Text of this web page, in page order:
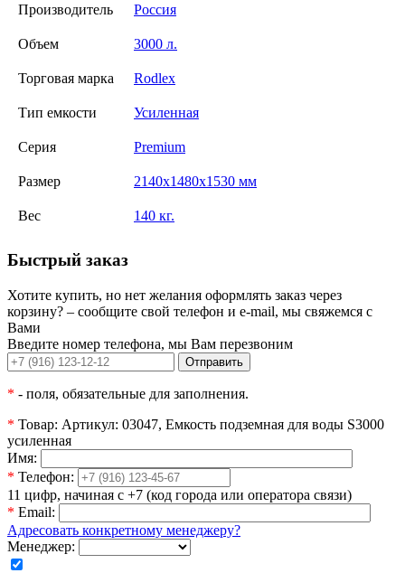
Производитель Россия
Объем 3000 л.
Торговая марка Rodlex
Тип емкости Усиленная
Серия Premium
Размер 2140х1480х1530 мм
Вес 140 кг.
Быстрый заказ
Хотите купить, но нет желания оформлять заказ через
корзину? – сообщите свой телефон и e-mail, мы свяжемся с
Вами
Введите номер телефона, мы Вам перезвоним
Отправить
* - поля, обязательные для заполнения.
* Товар: Артикул: 03047, Емкость подземная для воды S3000
усиленная
Имя:
* Телефон:
11 цифр, начиная с +7 (код города или оператора связи)
* Email:
Адресовать конкретному менеджеру?
Менеджер: